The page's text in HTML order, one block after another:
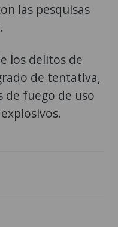
las pesquisas
los delitos de
de tentativa,
de fuego de uso